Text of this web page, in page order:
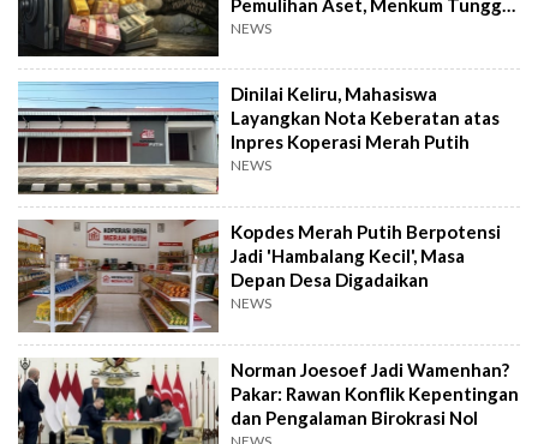
Pemulihan Aset, Menkum Tunggu
Langkah DPR
NEWS
Dinilai Keliru, Mahasiswa
Layangkan Nota Keberatan atas
Inpres Koperasi Merah Putih
NEWS
Kopdes Merah Putih Berpotensi
Jadi 'Hambalang Kecil', Masa
Depan Desa Digadaikan
NEWS
Norman Joesoef Jadi Wamenhan?
Pakar: Rawan Konflik Kepentingan
dan Pengalaman Birokrasi Nol